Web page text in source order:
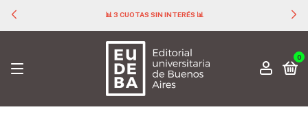
📊 3 CUOTAS SIN INTERÉS 📊
0